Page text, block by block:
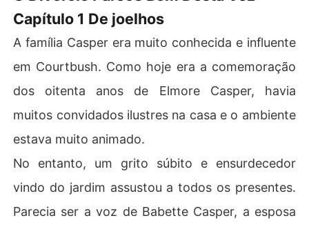
Após o divórcio, a família Casper descobriu que a mulhe
erdade a herdeira de uma família super-rica. Ao mesmo
tempo, Rory percebeu que sua ex-mulher era realment
por ela, mas era tarde demais, ela não o amava mais...
y. Ela vacilaria e voltaria ao lado dele? Ou outro homem
entraria no coração dela?
Capítulo 1 De joelhos
A família Casper era muito conhecida e influente
em Courtbush. Como hoje era a comemoração
dos oitenta anos de Elmore Casper, havia
muitos convidados ilustres na casa e o ambiente
estava muito animado.
No entanto, um grito súbito e ensurdecedor
vindo do jardim assustou a todos os presentes.
Parecia ser a voz de Babette Casper, a esposa